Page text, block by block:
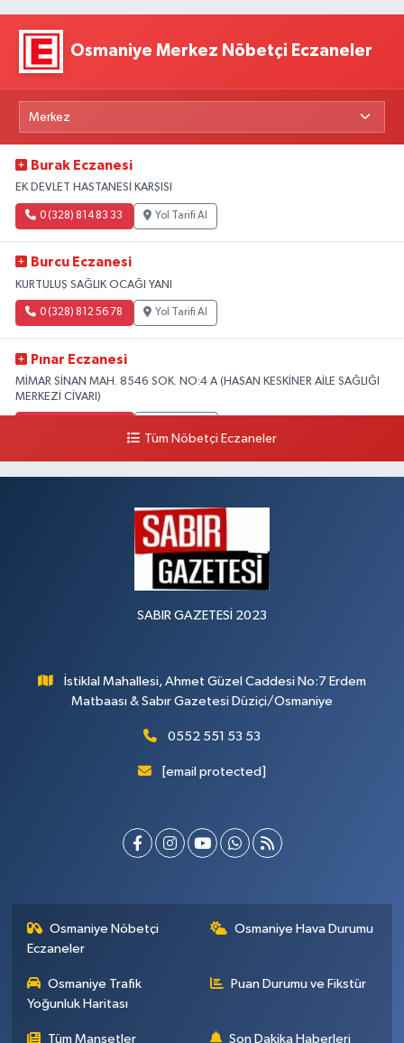
Osmaniye Merkez Nöbetçi Eczaneler
Burak Eczanesi
EK DEVLET HASTANESİ KARŞISI
0 (328) 814 83 33 Yol Tarifi Al
Burcu Eczanesi
KURTULUŞ SAĞLIK OCAĞI YANI
0 (328) 812 56 78 Yol Tarifi Al
Pınar Eczanesi
MİMAR SİNAN MAH. 8546 SOK. NO:4 A (HASAN KESKİNER AİLE SAĞLIĞI
MERKEZİ CİVARI)
Tüm Nöbetçi Eczaneler
SABIR GAZETESİ 2023
İstiklal Mahallesi, Ahmet Güzel Caddesi No:7 Erdem
Matbaası & Sabır Gazetesi Düziçi/Osmaniye
0552 551 53 53
[email protected]
Osmaniye Nöbetçi
Eczaneler
Osmaniye Hava Durumu
Osmaniye Trafik
Yoğunluk Haritası
Puan Durumu ve Fikstür
Tüm Manşetler Son Dakika Haberleri